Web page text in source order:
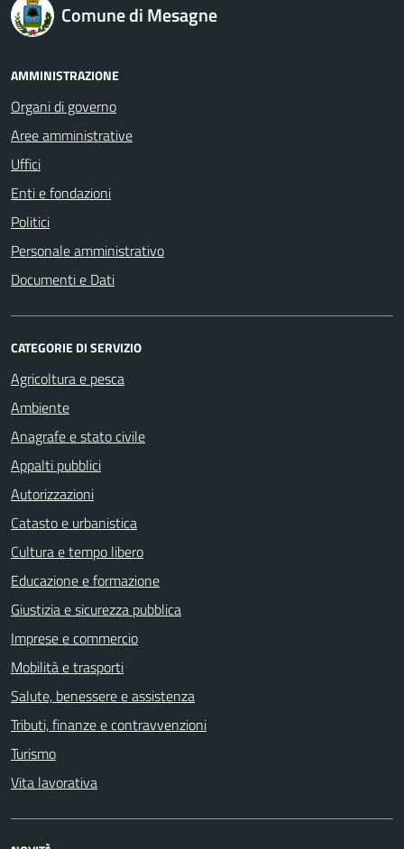
Comune di Mesagne
AMMINISTRAZIONE
Organi di governo
Aree amministrative
Uffici
Enti e fondazioni
Politici
Personale amministrativo
Documenti e Dati
CATEGORIE DI SERVIZIO
Agricoltura e pesca
Ambiente
Anagrafe e stato civile
Appalti pubblici
Autorizzazioni
Catasto e urbanistica
Cultura e tempo libero
Educazione e formazione
Giustizia e sicurezza pubblica
Imprese e commercio
Mobilità e trasporti
Salute, benessere e assistenza
Tributi, finanze e contravvenzioni
Turismo
Vita lavorativa